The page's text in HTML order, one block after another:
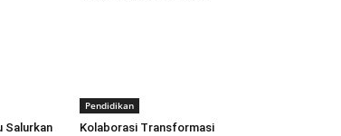
Salurkan
Pendidikan
Kolaborasi Transformasi